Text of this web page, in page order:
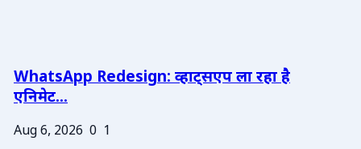
WhatsApp Redesign: व्हाट्सएप ला रहा है
एनिमेट...
Aug 6, 2026 0 1